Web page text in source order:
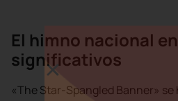
El himno nacional
significativos
«The Star-Spangled Banner»